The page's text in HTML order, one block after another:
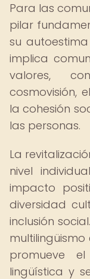
Para las
pilar
su
implica
valores,
cosmovisión,
la cohesión
las personas.
La
nivel
impacto
diversidad
inclusión
promueve
lingüística y